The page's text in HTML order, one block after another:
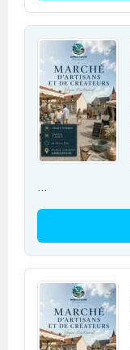
…